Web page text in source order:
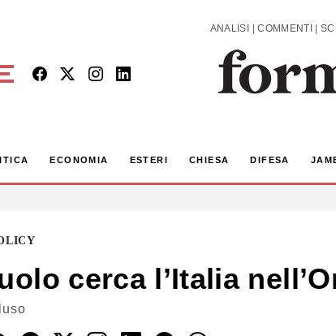
ECONOMIA ESTERI CHIESA DIFESA
cerca l’Italia